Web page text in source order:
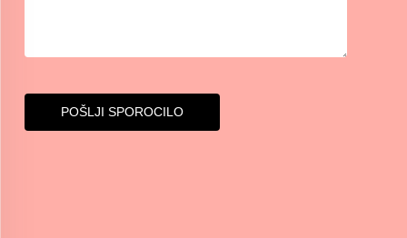
POŠLJI SPOROCILO